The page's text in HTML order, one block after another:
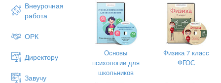
Внеурочная
работа
ОРК
Директору
Завучу
взаимодействуют с окружающими;
- предметные:
научатся осознанно
возможность научиться понимать
высказывать суждения о
вопросы по содержанию.
Основы
психологии для
школьников
Физика 7 класс
ФГОС